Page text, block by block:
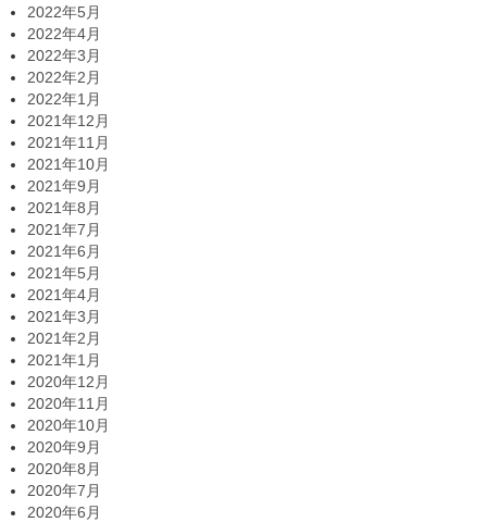
2022年5月
2022年4月
2022年3月
2022年2月
2022年1月
2021年12月
2021年11月
2021年10月
2021年9月
2021年8月
2021年7月
2021年6月
2021年5月
2021年4月
2021年3月
2021年2月
2021年1月
2020年12月
2020年11月
2020年10月
2020年9月
2020年8月
2020年7月
2020年6月